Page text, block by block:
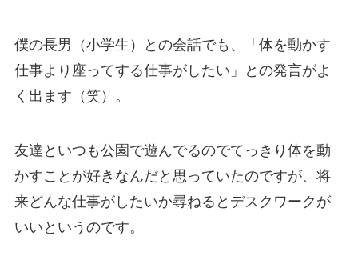
僕の長男（小学生）との会話でも、「体を動かす
仕事より座ってする仕事がしたい」との発言がよ
く出ます（笑）。
友達といつも公園で遊んでるのでてっきり体を動
かすことが好きなんだと思っていたのですが、将
来どんな仕事がしたいか尋ねるとデスクワークが
いいというのです。